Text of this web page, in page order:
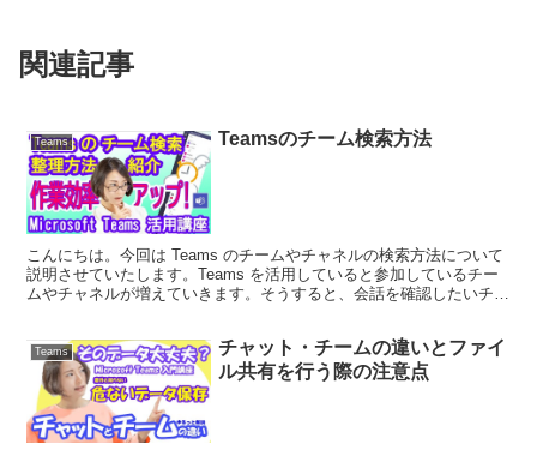
関連記事
Teams Teamsのチーム検索方法
こんにちは。今回は Teams のチームやチャネルの検索方法について
説明させていたします。Teams を活用していると参加しているチー
ムやチャネルが増えていきます。そうすると、会話を確認したいチー
Teams
チャット・チームの違いとファイ
ル共有を行う際の注意点